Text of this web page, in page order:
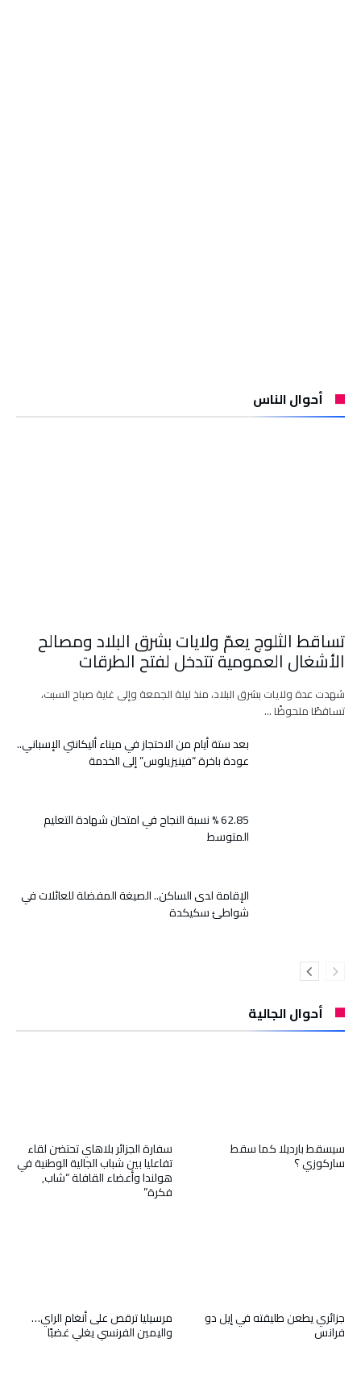
أحوال الناس
تساقط الثلوج يعمّ ولايات بشرق البلاد ومصالح
الأشغال العمومية تتدخل لفتح الطرقات
شهدت عدة ولايات بشرق البلاد، منذ ليلة الجمعة وإلى غاية صباح السبت،
تساقطًا ملحوظًا …
بعد ستة أيام من الاحتجاز في ميناء أليكانتي الإسباني..
عودة باخرة “فينيزيلوس” إلى الخدمة
62.85 % نسبة النجاح في امتحان شهادة التعليم
المتوسط
الإقامة لدى الساكن.. الصيغة المفضلة للعائلات في
شواطئ سكيكدة
أحوال الجالية
سفارة الجزائر بلاهاي تحتضن لقاء
تفاعليا بين شباب الجالية الوطنية في
هولندا وأعضاء القافلة “شاب,
فكرة”
سيسقط بارديلا كما سقط
ساركوزي ؟
مرسيليا ترقص على أنغام الراي…
واليمين الفرنسي يغلي غضبًا
جزائري يطعن طليقته في إيل دو
فرانس